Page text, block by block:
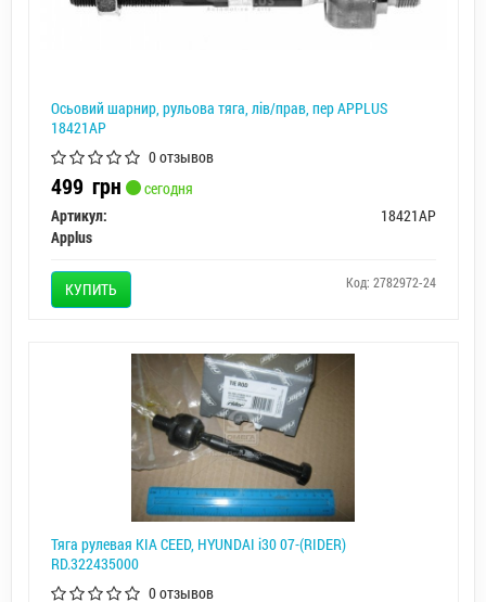
Осьовий шарнир, рульова тяга, лів/прав, пер APPLUS
18421AP
0 отзывов
499 грн
сегодня
Артикул:
18421AP
Applus
КУПИТЬ Код: 2782972-24
Тяга рулевая KIA CEED, HYUNDAI i30 07-(RIDER)
RD.322435000
0 отзывов